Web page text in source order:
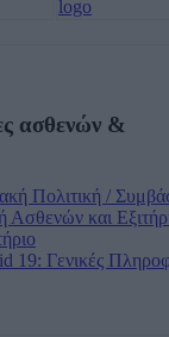
ασθενών &
Πολιτική /
Ασθενών και
19: Γενικές